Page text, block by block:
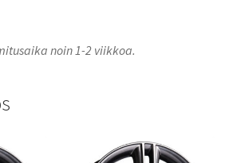
noin 1-2 viikkoa.